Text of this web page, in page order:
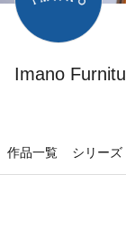
Imano
作品一覧 シリーズ